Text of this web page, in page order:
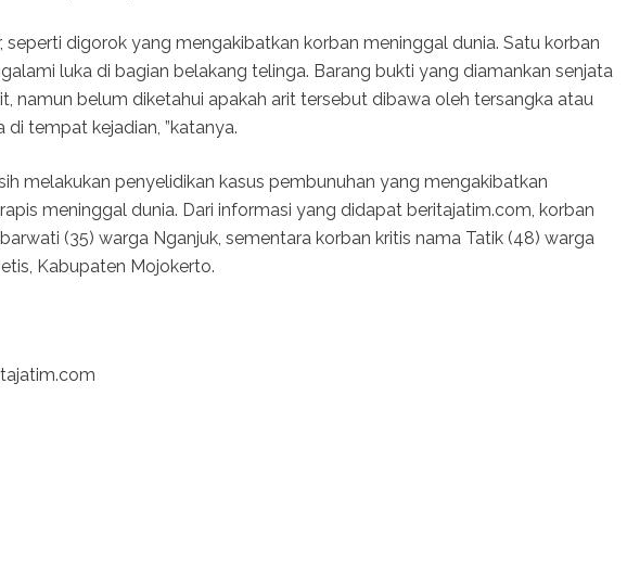
seperti digorok yang mengakibatkan korban meninggal dunia. Satu korban
luka di bagian belakang telinga. Barang bukti yang diamankan senjata
namun belum diketahui apakah arit tersebut dibawa oleh tersangka atau
di tempat kejadian, ”katanya.
melakukan penyelidikan kasus pembunuhan yang mengakibatkan
meninggal dunia. Dari informasi yang didapat beritajatim.com, korban
(35) warga Nganjuk, sementara korban kritis nama Tatik (48) warga
Kabupaten Mojokerto.